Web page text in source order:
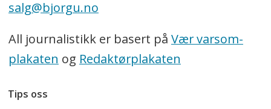
salg@bjorgu.no
All journalistikk er basert på Vær varsom-
plakaten og Redaktørplakaten
Tips oss